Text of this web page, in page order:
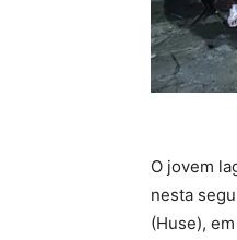
O jovem
nesta
(Huse),